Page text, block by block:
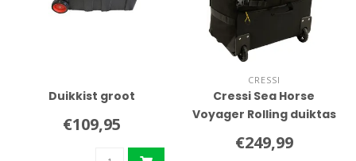
Duikkist groot
€109,95
CRESSI
Cressi Sea Horse
Voyager Rolling duiktas
€249,99